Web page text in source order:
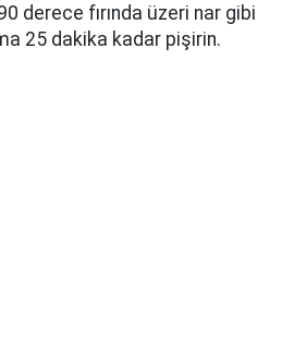
derece fırında üzeri nar gibi
25 dakika kadar pişirin.